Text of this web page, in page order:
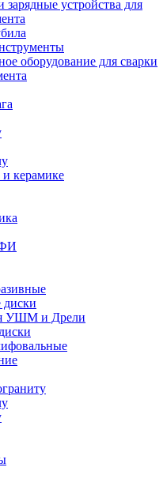
устройства для
оборудование для сварки
керамике
УШМ и Дрели